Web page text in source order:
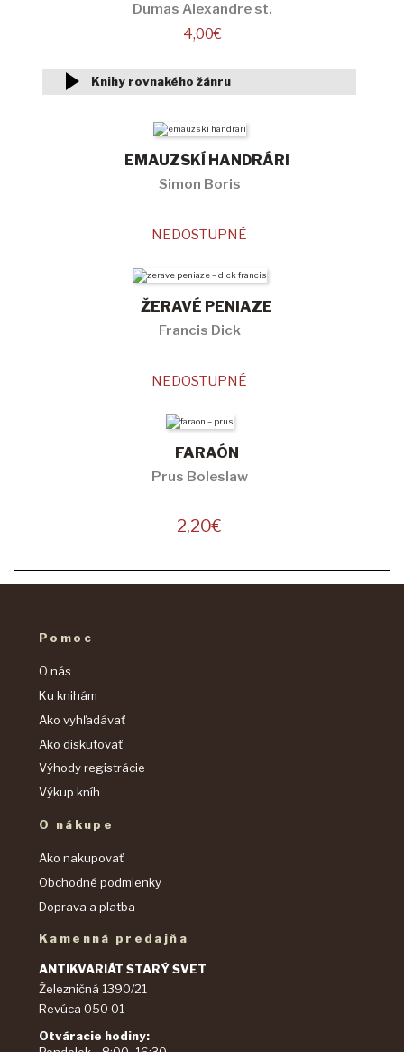
Dumas Alexandre st.
4,00€
Knihy rovnakého žánru
EMAUZSKÍ HANDRÁRI
Simon Boris
NEDOSTUPNÉ
ŽERAVÉ PENIAZE
Francis Dick
NEDOSTUPNÉ
FARAÓN
Prus Boleslaw
2,20€
Pomoc
O nás
Ku knihám
Ako vyhľadávať
Ako diskutovať
Výhody registrácie
Výkup kníh
O nákupe
Ako nakupovať
Obchodné podmienky
Doprava a platba
Kamenná predajňa
ANTIKVARIÁT STARÝ SVET
Železničná 1390/21
Revúca 050 01
Otváracie hodiny: